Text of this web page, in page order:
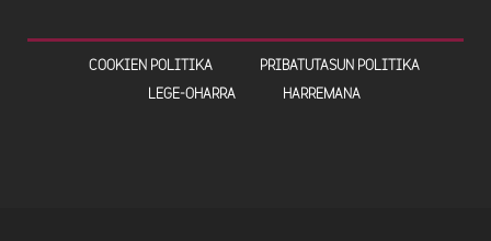
COOKIEN POLITIKA
PRIBATUTASUN POLITIKA
LEGE-OHARRA
HARREMANA